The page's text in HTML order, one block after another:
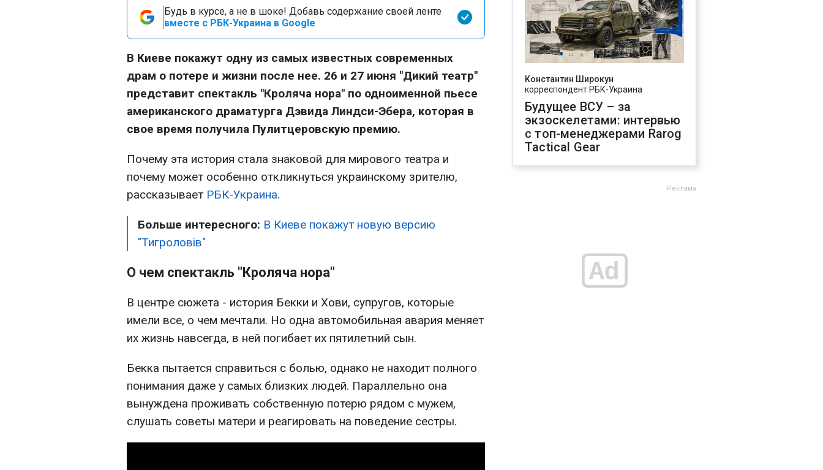
Будь в курсе, а не в шоке! Добавь содержание своей ленте
вместе с РБК-Украина в Google
В Киеве покажут одну из самых известных современных
драм о потере и жизни после нее. 26 и 27 июня "Дикий театр"
представит спектакль "Кроляча нора" по одноименной пьесе
американского драматурга Дэвида Линдси-Эбера, которая в
свое время получила Пулитцеровскую премию.
Почему эта история стала знаковой для мирового театра и
почему может особенно откликнуться украинскому зрителю,
рассказывает РБК-Украина.
Больше интересного: В Киеве покажут новую версию
"Тигроловів"
О чем спектакль "Кроляча нора"
В центре сюжета - история Бекки и Хови, супругов, которые
имели все, о чем мечтали. Но одна автомобильная авария меняет
их жизнь навсегда, в ней погибает их пятилетний сын.
Бекка пытается справиться с болью, однако не находит полного
понимания даже у самых близких людей. Параллельно она
вынуждена проживать собственную потерю рядом с мужем,
слушать советы матери и реагировать на поведение сестры.
Константин Широкун
корреспондент РБК-Украина
Будущее ВСУ – за
экзоскелетами: интервью
с топ-менеджерами Rarog
Tactical Gear